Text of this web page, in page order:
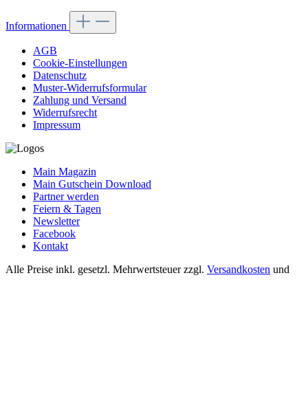
Informationen
AGB
Cookie-Einstellungen
Datenschutz
Muster-Widerrufsformular
Zahlung und Versand
Widerrufsrecht
Impressum
Main Magazin
Main Gutschein Download
Partner werden
Feiern & Tagen
Newsletter
Facebook
Kontakt
Alle Preise inkl. gesetzl. Mehrwertsteuer zzgl. Versandkosten und